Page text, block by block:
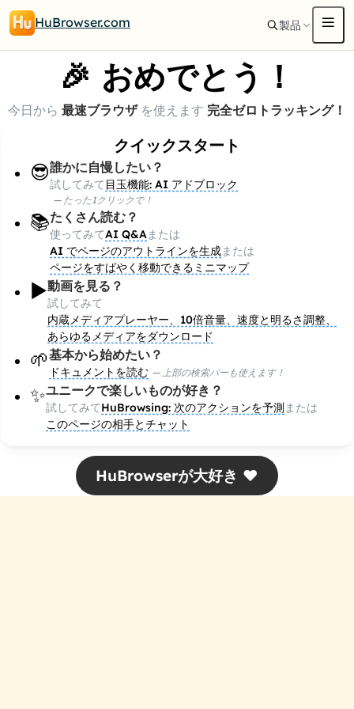
HuBrowser.com 製品
🎉 おめでとう！
今日から 最速ブラウザ を使えます 完全ゼロトラッキング！
クイックスタート
😎誰かに自慢したい？
試してみて 目玉機能: AI アドブロック
— たった1クリックで！
📚たくさん読む？
使ってみてAI Q&Aまたは
AI でページのアウトラインを生成または
ページをすばやく移動できるミニマップ
▶️動画を見る？
試してみて
内蔵メディアプレーヤー、10倍音量、速度と明るさ調整、
あらゆるメディアをダウンロード
🌱基本から始めたい？
ドキュメントを読む — 上部の検索バーも使えます！
✨ユニークで楽しいものが好き？
試してみてHuBrowsing: 次のアクションを予測 または
このページの相手とチャット
HuBrowserが大好き ❤️